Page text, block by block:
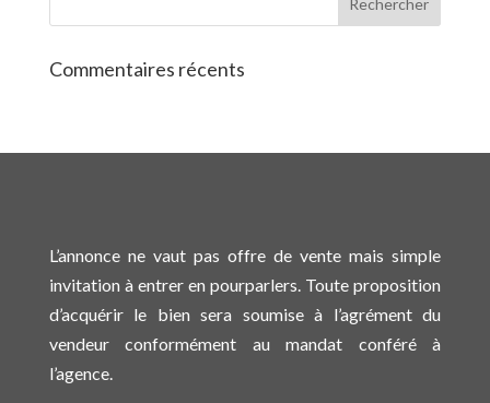
Commentaires récents
L’annonce ne vaut pas offre de vente mais simple
invitation à entrer en pourparlers. Toute proposition
d’acquérir le bien sera soumise à l’agrément du
vendeur conformément au mandat conféré à
l’agence.